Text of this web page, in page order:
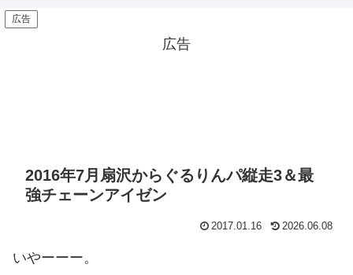
広告
広告
2016年7月扇沢からぐるりんパ縦走3＆最
強チェーンアイゼン
2017.01.16 2026.06.08
いやーーー。